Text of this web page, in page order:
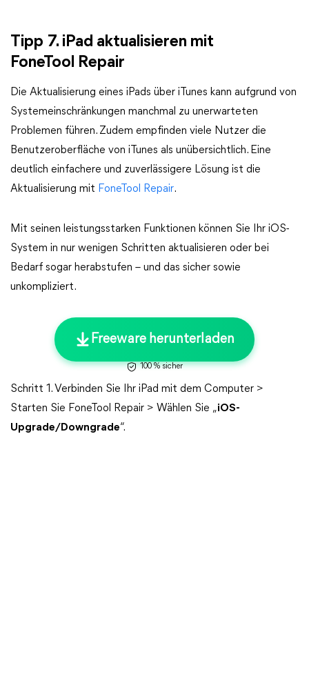
Tipp 7. iPad aktualisieren mit
FoneTool Repair
Die Aktualisierung eines iPads über iTunes kann aufgrund von
Systemeinschränkungen manchmal zu unerwarteten
Problemen führen. Zudem empfinden viele Nutzer die
Benutzeroberfläche von iTunes als unübersichtlich. Eine
deutlich einfachere und zuverlässigere Lösung ist die
Aktualisierung mit FoneTool Repair.
Mit seinen leistungsstarken Funktionen können Sie Ihr iOS-
System in nur wenigen Schritten aktualisieren oder bei
Bedarf sogar herabstufen – und das sicher sowie
unkompliziert.
Freeware herunterladen
100 % sicher
Schritt 1. Verbinden Sie Ihr iPad mit dem Computer >
Starten Sie FoneTool Repair > Wählen Sie „iOS-
Upgrade/Downgrade“.